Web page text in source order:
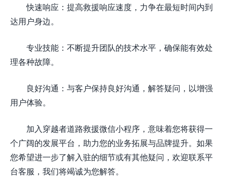
快速响应：提高救援响应速度，力争在最短时间内到
达用户身边。
专业技能：不断提升团队的技术水平，确保能有效处
理各种故障。
良好沟通：与客户保持良好沟通，解答疑问，以增强
用户体验。
加入穿越者道路救援微信小程序，意味着您将获得一
个广阔的发展平台，助力您的业务拓展与品牌提升。如果
您希望进一步了解入驻的细节或有其他疑问，欢迎联系平
台客服，我们将竭诚为您解答。